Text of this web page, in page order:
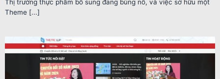
Thị trường thực phẩm bổ sung đang bùng nổ, và việc sở hữu một
Theme [...]